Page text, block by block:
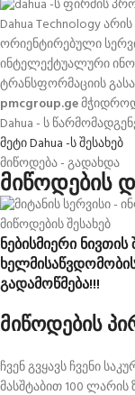
Dahua Technology
ორიენტირებული
ინტელექტუალური
ტრანსფორმაციის
pmcgroup.ge
Dahua - ს
მეტი Dahua -ს შესახებ
მიწოდება - გადახდა
მიწოდების
ნებისმიერი
გადამოწმება!!!
მიწოდების
ჩვენ გვყავს ჩვენი
მასშტაბით 100